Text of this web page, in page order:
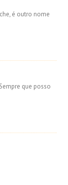
é outro nome
que posso